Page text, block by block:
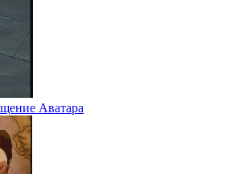
Аватара